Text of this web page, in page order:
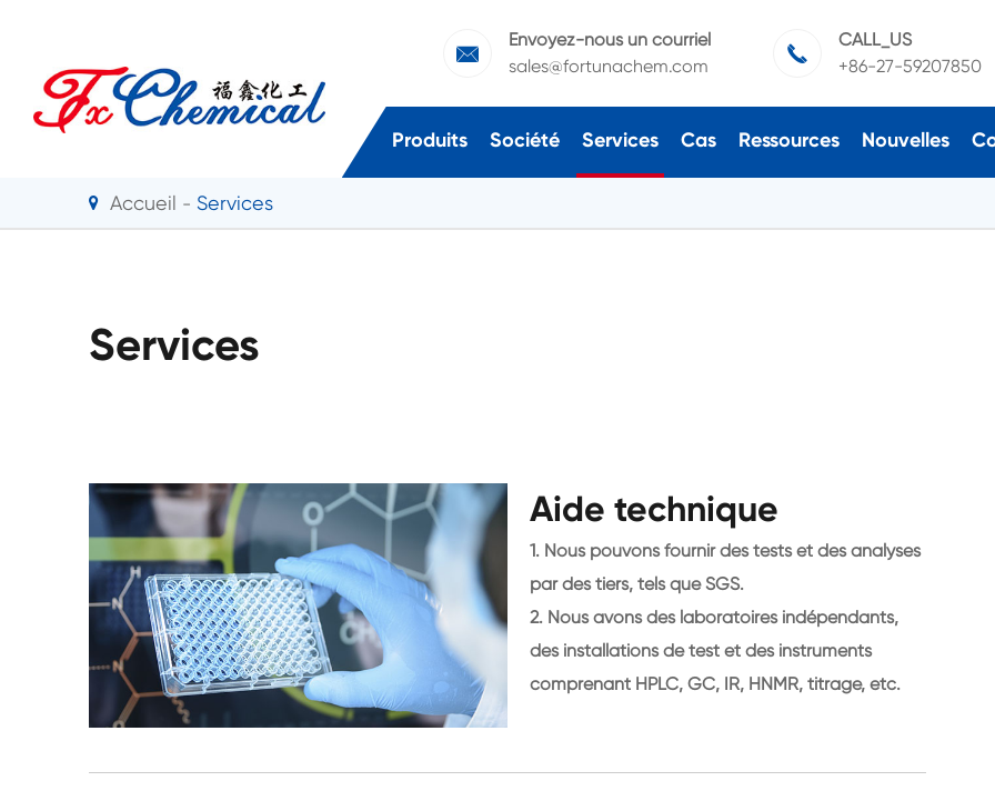

Envoyez-nous un courriel
sales@fortunachem.com

CALL_US
+86-27-59207850
Produits Société Services Cas Ressources Nouvelles
Accueil Services
Services
Aide technique
1. Nous pouvons fournir des tests et des analyses
par des tiers, tels que SGS.
2. Nous avons des laboratoires indépendants,
des installations de test et des instruments
comprenant HPLC, GC, IR, HNMR, titrage, etc.